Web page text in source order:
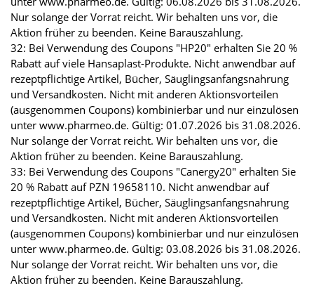
Nur solange der Vorrat reicht. Wir behalten uns vor, die
Aktion früher zu beenden. Keine Barauszahlung.
32: Bei Verwendung des Coupons "HP20" erhalten Sie 20 %
Rabatt auf viele Hansaplast-Produkte. Nicht anwendbar auf
rezeptpflichtige Artikel, Bücher, Säuglingsanfangsnahrung
und Versandkosten. Nicht mit anderen Aktionsvorteilen
(ausgenommen Coupons) kombinierbar und nur einzulösen
unter www.pharmeo.de. Gültig: 01.07.2026 bis 31.08.2026.
Nur solange der Vorrat reicht. Wir behalten uns vor, die
Aktion früher zu beenden. Keine Barauszahlung.
33: Bei Verwendung des Coupons "Canergy20" erhalten Sie
20 % Rabatt auf PZN 19658110. Nicht anwendbar auf
rezeptpflichtige Artikel, Bücher, Säuglingsanfangsnahrung
und Versandkosten. Nicht mit anderen Aktionsvorteilen
(ausgenommen Coupons) kombinierbar und nur einzulösen
unter www.pharmeo.de. Gültig: 03.08.2026 bis 31.08.2026.
Nur solange der Vorrat reicht. Wir behalten uns vor, die
Aktion früher zu beenden. Keine Barauszahlung.